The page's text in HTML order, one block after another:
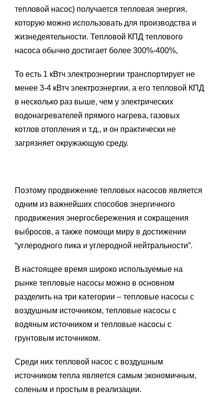
тепловой насос) получается тепловая энергия,
которую можно использовать для производства и
жизнедеятельности. Тепловой КПД теплового
насоса обычно достигает более 300%-400%,
То есть 1 кВтч электроэнергии транспортирует не
менее 3-4 кВтч электроэнергии, а его тепловой КПД
в несколько раз выше, чем у электрических
водонагревателей прямого нагрева, газовых
котлов отопления и т.д., и он практически не
загрязняет окружающую среду.
Поэтому продвижение тепловых насосов является
одним из важнейших способов энергичного
продвижения энергосбережения и сокращения
выбросов, а также помощи миру в достижении
“углеродного пика и углеродной нейтральности”.
В настоящее время широко используемые на
рынке тепловые насосы можно в основном
разделить на три категории – тепловые насосы с
воздушным источником, тепловые насосы с
водяным источником и тепловые насосы с
грунтовым источником.
Среди них тепловой насос с воздушным
источником тепла является самым экономичным,
соленым и простым в реализации.